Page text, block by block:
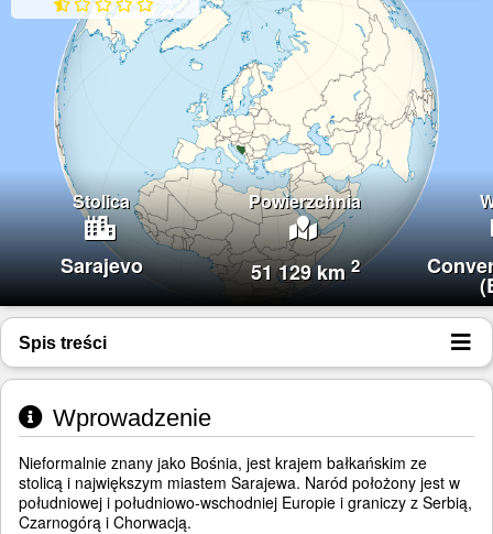
Stolica Powierzchnia
Sarajevo 51 129 km2
Spis treści
Wprowadzenie
Nieformalnie znany jako Bośnia, jest krajem bałkańskim ze
stolicą i największym miastem Sarajewa. Naród położony jest w
południowej i południowo-wschodniej Europie i graniczy z Serbią,
Czarnogórą i Chorwacją.